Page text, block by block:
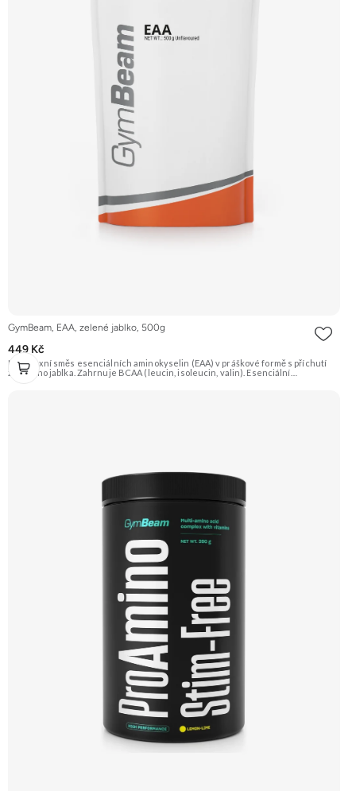
GymBeam, EAA, zelené jablko, 500g
449 Kč
Komplexní směs esenciálních aminokyselin (EAA) v práškové formě s příchutí
zeleného jablka. Zahrnuje BCAA (leucin, isoleucin, valin). Esenciální